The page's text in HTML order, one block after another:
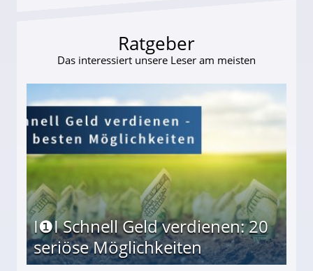
Ratgeber
Das interessiert unsere Leser am meisten
I❶I Schnell Geld verdienen: 20
seriöse Möglichkeiten